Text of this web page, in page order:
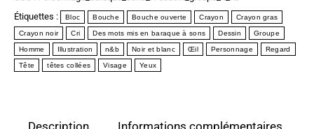
Étiquettes :
Bloc Bouche Bouche ouverte Crayon Crayon gras
Crayon noir Cri Des mots mis en baraque à sons Dessin Groupe
Homme Illustration n&b Noir et blanc Œil Personnage Regard
Tête têtes collées Visage Yeux
Description Informations complémentaires